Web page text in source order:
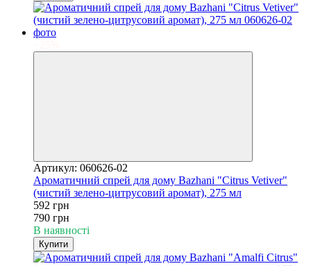
Артикул: 060626-02
Ароматичний спрей для дому Bazhani "Citrus Vetiver"
(чистий зелено-цитрусовий аромат), 275 мл
592 грн
790 грн
В наявності
Купити